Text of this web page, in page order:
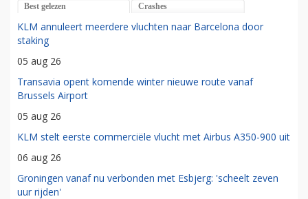
Best gelezen Crashes
KLM annuleert meerdere vluchten naar Barcelona door
staking
05 aug 26
Transavia opent komende winter nieuwe route vanaf
Brussels Airport
05 aug 26
KLM stelt eerste commerciële vlucht met Airbus A350-900 uit
06 aug 26
Groningen vanaf nu verbonden met Esbjerg: 'scheelt zeven
uur rijden'